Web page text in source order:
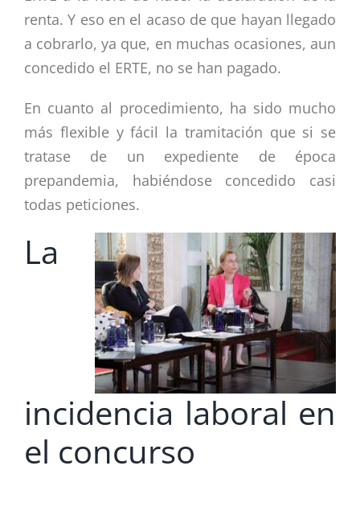
renta. Y eso en el acaso de que hayan llegado
a cobrarlo, ya que, en muchas ocasiones, aun
concedido el ERTE, no se han pagado.
En cuanto al procedimiento, ha sido mucho
más flexible y fácil la tramitación que si se
tratase de un expediente de época
prepandemia, habiéndose concedido casi
todas peticiones.
La
incidencia laboral en
el concurso